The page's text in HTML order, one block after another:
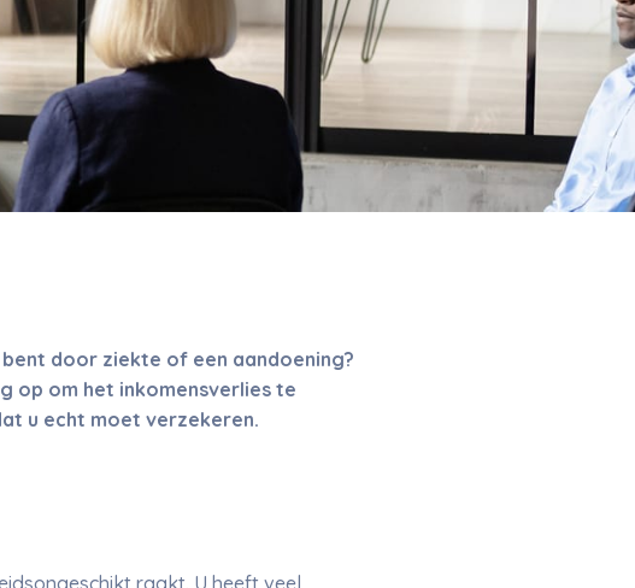
door ziekte of een aandoening?
op om het inkomensverlies te
u echt moet verzekeren.
raakt. U heeft veel